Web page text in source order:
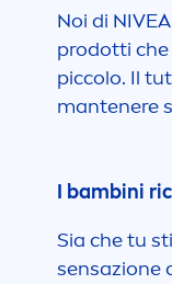
Noi di NIVEA
prodotti
piccolo. Il
mantenere
I bambini
Sia che tu
sensazione